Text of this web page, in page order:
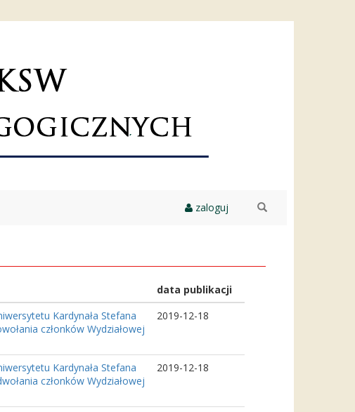
zaloguj
data publikacji
Kardynała Stefana
członków Wydziałowej
2019-12-18
Kardynała Stefana
członków Wydziałowej
2019-12-18